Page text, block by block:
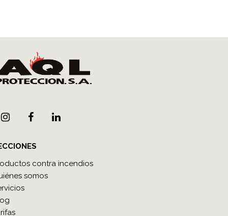
contra incendios
somos